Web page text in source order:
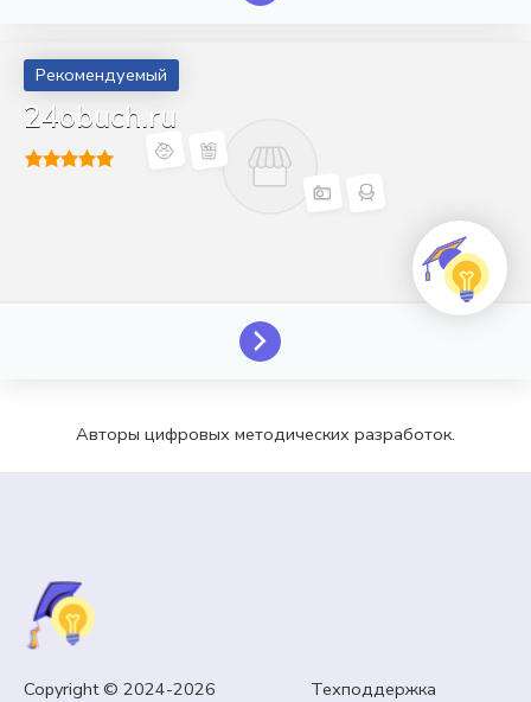
Рекомендуемый
24obuch.ru
Авторы цифровых методических разработок.
Copyright © 2024-2026 Техподдержка